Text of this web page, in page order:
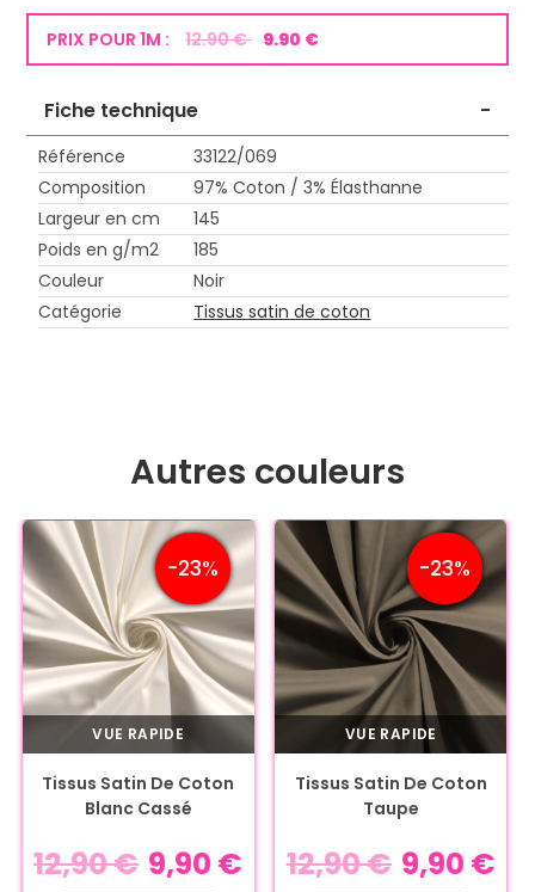
PRIX POUR 1M : 12.90 € 9.90 €
Fiche technique -
Référence
33122/069
Composition
97% Coton / 3% Élasthanne
Largeur en cm
145
Poids en g/m2
185
Couleur
Noir
Catégorie
Tissus satin de coton
Autres couleurs
-23%
VUE RAPIDE
Tissus Satin De Coton
Blanc Cassé
12,90€ 9,90 €
-23%
VUE RAPIDE
Tissus Satin De Coton
Taupe
12,90€ 9,90 €